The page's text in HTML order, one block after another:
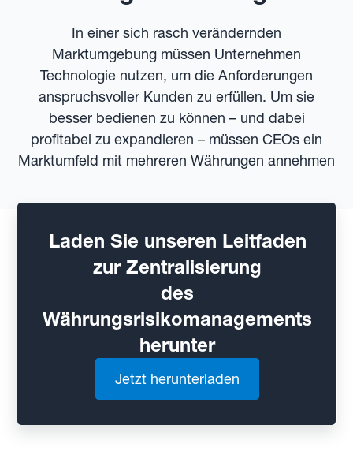
In einer sich rasch verändernden
Marktumgebung müssen Unternehmen
Technologie nutzen, um die Anforderungen
anspruchsvoller Kunden zu erfüllen. Um sie
besser bedienen zu können – und dabei
profitabel zu expandieren – müssen CEOs ein
Marktumfeld mit mehreren Währungen annehmen
Laden Sie unseren Leitfaden
zur Zentralisierung
des
Währungsrisikomanagements
herunter
Jetzt herunterladen